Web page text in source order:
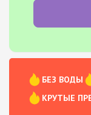
БЕЗ ВОДЫ
КРУТЫЕ